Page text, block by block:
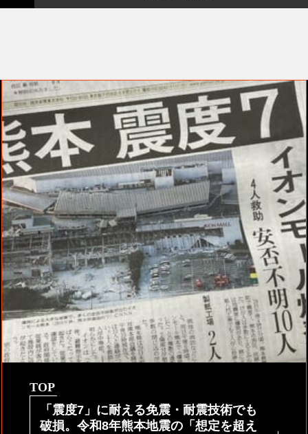
TOP
「震度7」に耐える免震・耐震技術でも
破損。令和8年熊本地震の「想定を超え